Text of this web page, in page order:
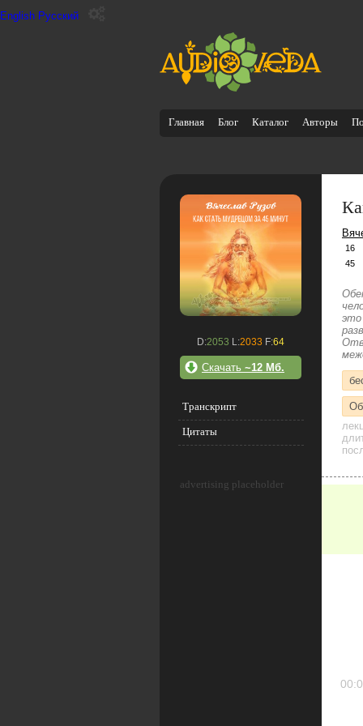
English Русский
Главная Блог Каталог Авторы
D:2053 L:2033 F:64
Скачать ~12 Мб.
Транскрипт
Цитаты
advertising placeholder
16
45
это